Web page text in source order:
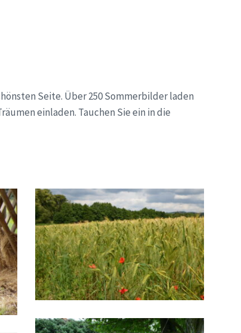
Seite. Über 250 Sommerbilder laden
einladen. Tauchen Sie ein in die